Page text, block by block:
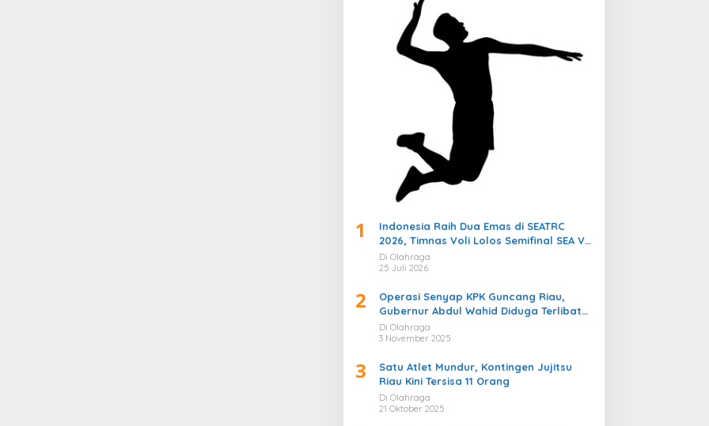
1
Indonesia Raih Dua Emas di SEATRC
2026, Timnas Voli Lolos Semifinal SEA V
Cup! Pekan Olahraga Nasional
Bergemuruh
Di Olahraga
25 Juli 2026
2
Operasi Senyap KPK Guncang Riau,
Gubernur Abdul Wahid Diduga Terlibat
Kasus Korupsi Proyek
Di Olahraga
3 November 2025
3
Satu Atlet Mundur, Kontingen Jujitsu
Riau Kini Tersisa 11 Orang
Di Olahraga
21 Oktober 2025